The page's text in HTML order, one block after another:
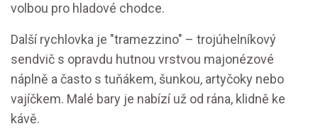
volbou pro hladové chodce.
Další rychlovka je "tramezzino" – trojúhelníkový
sendvič s opravdu hutnou vrstvou majonézové
náplně a často s tuňákem, šunkou, artyčoky nebo
vajíčkem. Malé bary je nabízí už od rána, klidně ke
kávě.